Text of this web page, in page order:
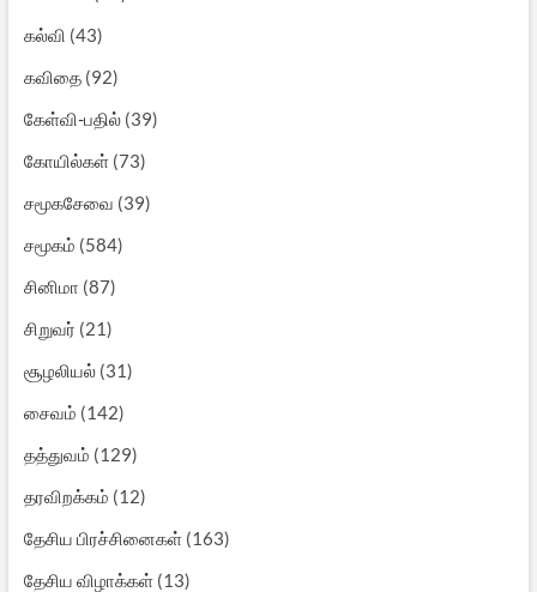
கல்வி (43)
கவிதை(92)
கேள்வி-பதில்(39)
கோயில்கள்(73)
சமூகசேவை (39)
சமூகம் (584)
சினிமா (87)
சிறுவர் (21)
சூழலியல்(31)
சைவம் (142)
தத்துவம் (129)
தரவிறக்கம் (12)
தேசிய பிரச்சினைகள்(163)
தேசிய விழாக்கள்(13)